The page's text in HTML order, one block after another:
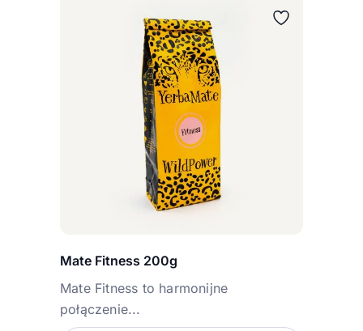
Mate Fitness 200g
Mate Fitness to harmonijne
połączenie...